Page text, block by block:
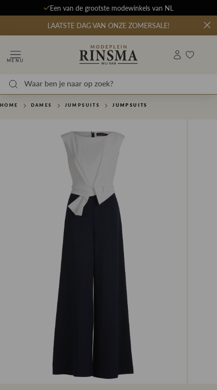
Een van de grootste modewinkels van NL
LAATSTE DAG VAN ONZE ZOMERSALE!
MENU
HOME DAMES JUMPSUITS JUMPSUITS